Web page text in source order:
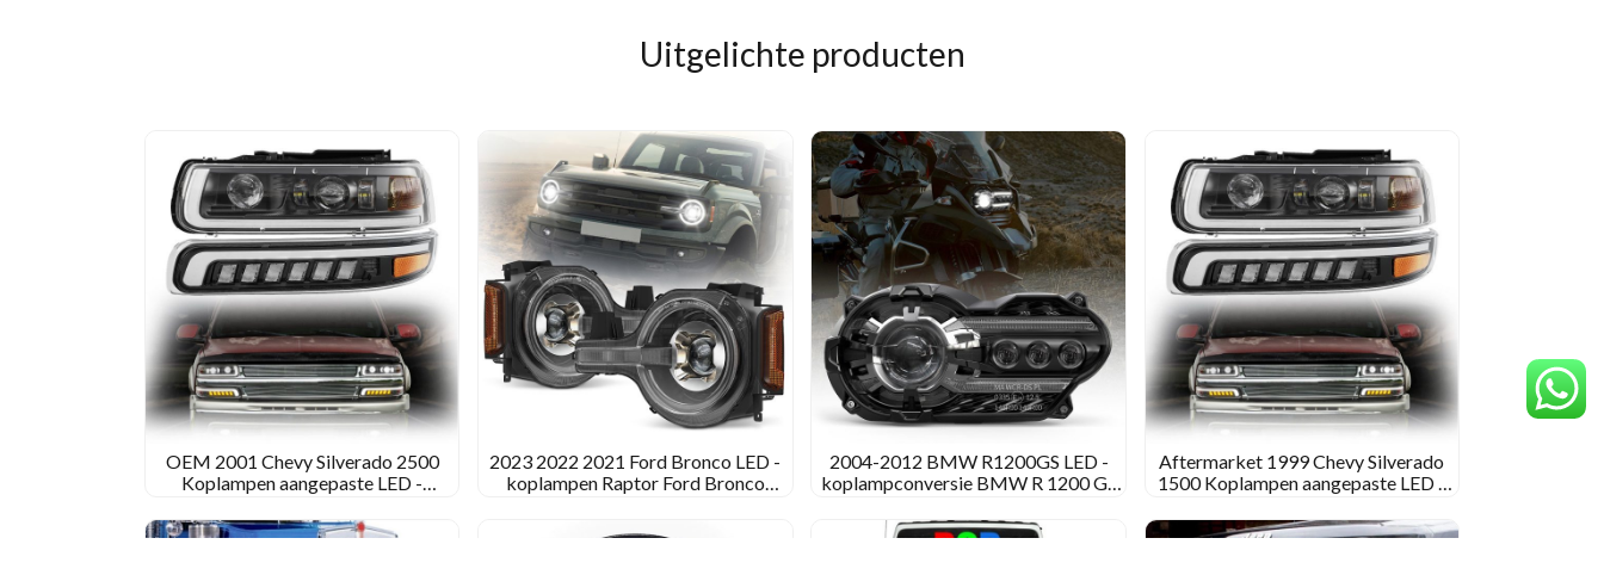
voor
uw
2004
Voorstedelijk
Modeljaren
om
te
richten
en
te
vermijden
Uitgelichte producten
OEM 2001 Chevy Silverado 2500
Koplampen aangepaste LED -
Silverado 2500
2023 2022 2021 Ford Bronco LED -
koplampen Raptor Ford Bronco
2004-2012 BMW R1200GS LED -
koplampconversie BMW R 1200 GS
Aftermarket 1999 Chevy Silverado
1500 Koplampen aangepaste LED -
Silverado 1500